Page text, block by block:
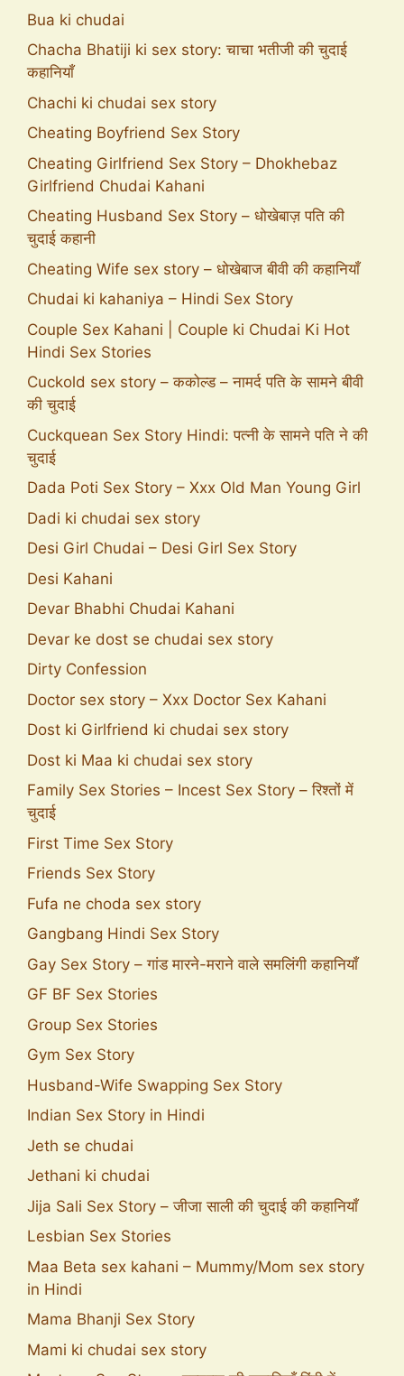
Bua ki chudai
Chacha Bhatiji ki sex story: चाचा भतीजी की चुदाई
कहानियाँ
Chachi ki chudai sex story
Cheating Boyfriend Sex Story
Cheating Girlfriend Sex Story – Dhokhebaz
Girlfriend Chudai Kahani
Cheating Husband Sex Story – धोखेबाज़ पति की
चुदाई कहानी
Cheating Wife sex story – धोखेबाज बीवी की कहानियाँ
Chudai ki kahaniya – Hindi Sex Story
Couple Sex Kahani | Couple ki Chudai Ki Hot
Hindi Sex Stories
Cuckold sex story – ककोल्ड – नामर्द पति के सामने बीवी
की चुदाई
Cuckquean Sex Story Hindi: पत्नी के सामने पति ने की
चुदाई
Dada Poti Sex Story – Xxx Old Man Young Girl
Dadi ki chudai sex story
Desi Girl Chudai – Desi Girl Sex Story
Desi Kahani
Devar Bhabhi Chudai Kahani
Devar ke dost se chudai sex story
Dirty Confession
Doctor sex story – Xxx Doctor Sex Kahani
Dost ki Girlfriend ki chudai sex story
Dost ki Maa ki chudai sex story
Family Sex Stories – Incest Sex Story – रिश्तों में
चुदाई
First Time Sex Story
Friends Sex Story
Fufa ne choda sex story
Gangbang Hindi Sex Story
Gay Sex Story – गांड मारने-मराने वाले समलिंगी कहानियाँ
GF BF Sex Stories
Group Sex Stories
Gym Sex Story
Husband-Wife Swapping Sex Story
Indian Sex Story in Hindi
Jeth se chudai
Jethani ki chudai
Jija Sali Sex Story – जीजा साली की चुदाई की कहानियाँ
Lesbian Sex Stories
Maa Beta sex kahani – Mummy/Mom sex story
in Hindi
Mama Bhanji Sex Story
Mami ki chudai sex story